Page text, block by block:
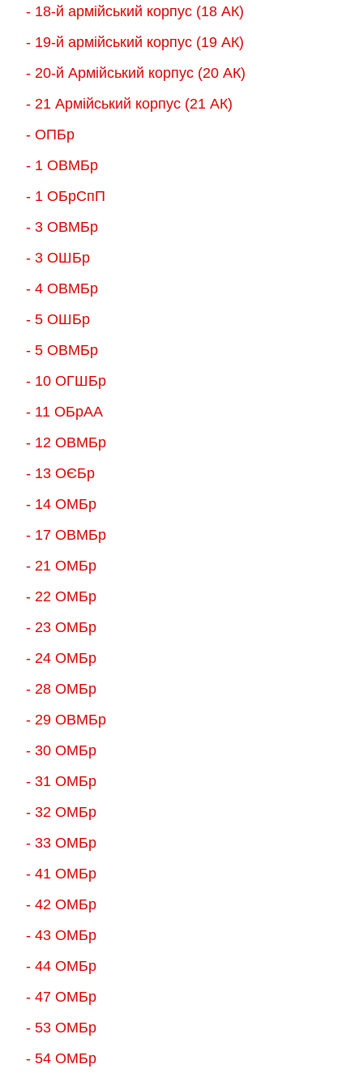
- 18-й армійський корпус (18 AК)
- 19-й армійський корпус (19 АК)
- 20-й Армійський корпус (20 АК)
- 21 Армійський корпус (21 АК)
- ОПБр
- 1 ОВМБр
- 1 ОБрСпП
- 3 ОВМБр
- 3 ОШБр
- 4 ОВМБр
- 5 ОШБр
- 5 ОВМБр
- 10 ОГШБр
- 11 ОБрАА
- 12 ОВМБр
- 13 ОЄБр
- 14 ОМБр
- 17 ОВМБр
- 21 ОМБр
- 22 ОМБр
- 23 ОМБр
- 24 ОМБр
- 28 ОМБр
- 29 ОВМБр
- 30 ОМБр
- 31 ОМБр
- 32 ОМБр
- 33 ОМБр
- 41 ОМБр
- 42 ОМБр
- 43 ОМБр
- 44 ОМБр
- 47 ОМБр
- 53 ОМБр
- 54 ОМБр